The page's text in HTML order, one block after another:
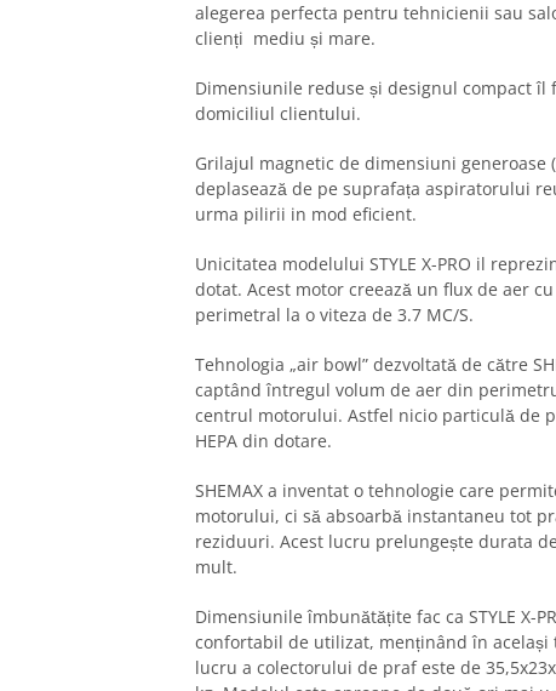
alegerea perfecta pentru tehnicienii sau
clienți mediu și mare.
Dimensiunile reduse și designul compact
domiciliul clientului.
Grilajul magnetic de dimensiuni generoase
deplasează de pe suprafața aspiratorului
urma pilirii in mod eficient.
Unicitatea modelului STYLE X-PRO il
dotat. Acest motor creează un flux de aer
perimetral la o viteza de 3.7 MC/S.
Tehnologia „air bowl” dezvoltată de către
captând întregul volum de aer din
centrul motorului. Astfel nicio particulă de
HEPA din dotare.
SHEMAX a inventat o tehnologie care
motorului, ci să absoarbă instantaneu tot
reziduuri. Acest lucru prelungește durata
mult.
Dimensiunile îmbunătățite fac ca STYLE X-
confortabil de utilizat, menținând în
lucru a colectorului de praf este de